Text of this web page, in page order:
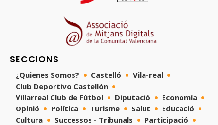
SECCIONS
¿Quienes Somos? Castelló
Vila-real
Club Deportivo Castellón
Villarreal Club de Fútbol
Diputació
Economía
Opinió
Política Turisme Salut
Educació
Cultura
Successos - Tribunals
Participació